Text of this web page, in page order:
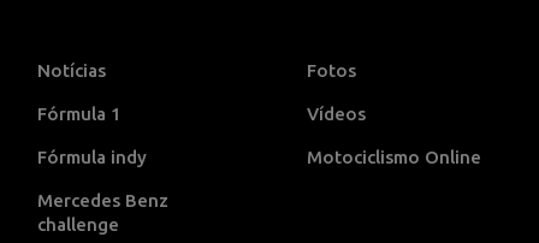
Notícias
Fórmula 1
Fórmula indy
Mercedes Benz
challenge
Fotos
Vídeos
Motociclismo Online